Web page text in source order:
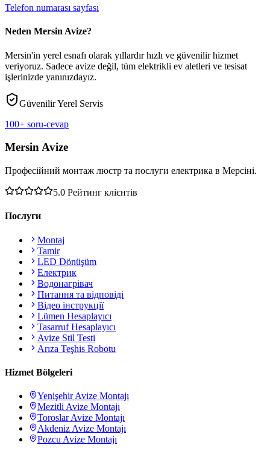
Telefon numarası sayfası
Neden Mersin Avize?
Mersin'in yerel esnafı olarak yıllardır hızlı ve güvenilir hizmet
veriyoruz. Sadece avize değil, tüm elektrikli ev aletleri ve tesisat
işlerinizde yanınızdayız.
Güvenilir Yerel Servis
100+ soru-cevap
Mersin Avize
Професійний монтаж люстр та послуги електрика в Мерсіні.
5.0 Рейтинг клієнтів
Послуги
Montaj
Tamir
LED Dönüşüm
Електрик
Водонагрівач
Питання та відповіді
Відео інструкції
Lümen Hesaplayıcı
Tasarruf Hesaplayıcı
Avize Stil Testi
Arıza Teşhis Robotu
Hizmet Bölgeleri
YenişehirAvize Montajı
Mezitli Avize Montajı
ToroslarAvize Montajı
Akdeniz Avize Montajı
Pozcu Avize Montajı